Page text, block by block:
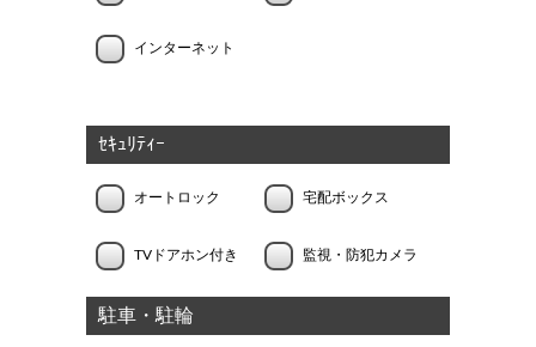
インターネット
ｾｷｭﾘﾃｨｰ
オートロック 宅配ボックス
TVドアホン付き 監視・防犯カメラ
駐車・駐輪